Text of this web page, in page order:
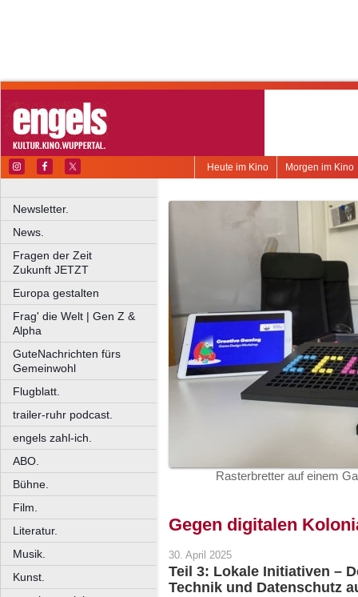
Morgen im Kino
Heute im Kino
Newsletter.
News.
Fragen der Zeit
Zukunft JETZT
Europa gestalten
Frag' die Welt | Gen Z &
Alpha
GuteNachrichten fürs
Gemeinwohl
Flugblatt.
trailer-ruhr podcast.
engels zahl-ich.
ABO.
Bühne.
Film.
Literatur.
Musik.
Kunst.
Rasterbretter auf einem
Gegen digitalen
30. April 2025
Teil 3: Lokale Initiativen –
Technik und Datenschutz